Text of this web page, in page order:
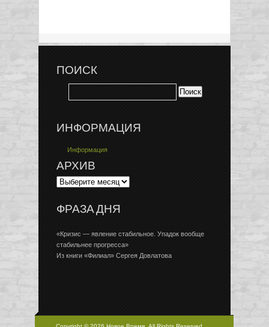
ПОИСК
ИНФОРМАЦИЯ
Информация
АРХИВ
ФРАЗА ДНЯ
«Кризис — явление стабильное. Упадок вообще
стабильнее прогресса»
Из книги «Филиал» Сергея Довлатова